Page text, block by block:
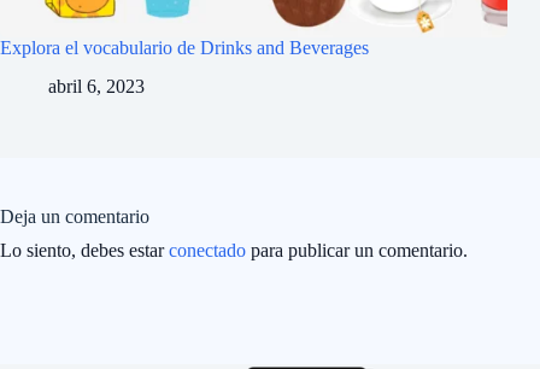
Explora el vocabulario de Drinks and Beverages
abril 6, 2023
Deja un comentario
Lo siento, debes estarconectado para publicar un comentario.